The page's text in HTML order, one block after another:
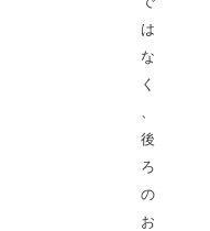
は
な
く
後
ろ
の
お